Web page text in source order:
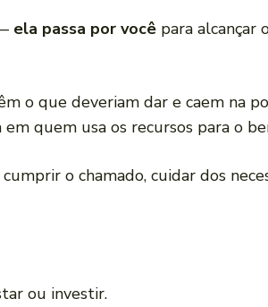
ela passa por você para alcançar
o que deveriam dar e caem na
quem usa os recursos para o
o chamado, cuidar dos
ou investir.